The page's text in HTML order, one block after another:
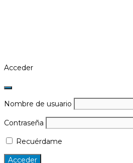
Acceder
Nombre de usuario
Contraseña
Recuérdame